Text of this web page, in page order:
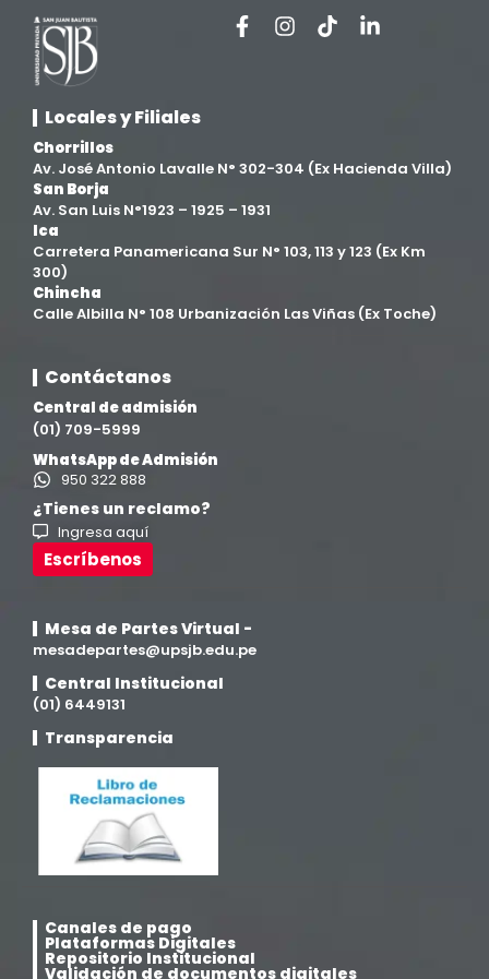
Facultad de Ciencias de la Salud
Facultad de Derecho y Ciencias Empresariales
Facultad de Ingenierías
Filial Chincha
Filial Ica
Ingeniería agroindustrial (12)
Ingeniería de Sistemas
Ingeniería en Enología y Viticultura
Investigación y Responsabilidad Social
Medicina Veterinaria y Zootecnia
Movilidad Académica
Noticias
Posgrado
Pregrado
Psicología
Locales y Filiales
Chorrillos
Av. José Antonio Lavalle N° 302-304 (Ex Hacienda Villa)
San Borja
Av. San Luis N°1923 – 1925 – 1931
Ica
Carretera Panamericana Sur N° 103, 113 y 123 (Ex Km
300)
Chincha
Calle Albilla N° 108 Urbanización Las Viñas (Ex Toche)
Contáctanos
Central de admisión
(01) 709-5999
WhatsApp de Admisión
950 322 888
¿Tienes un reclamo?
Ingresa aquí
Escríbenos
Mesa de Partes Virtual -
mesadepartes@upsjb.edu.pe
Central Institucional
(01) 6449131
Transparencia
Canales de pago
Plataformas Digitales
Repositorio Institucional
Validación de documentos digitales